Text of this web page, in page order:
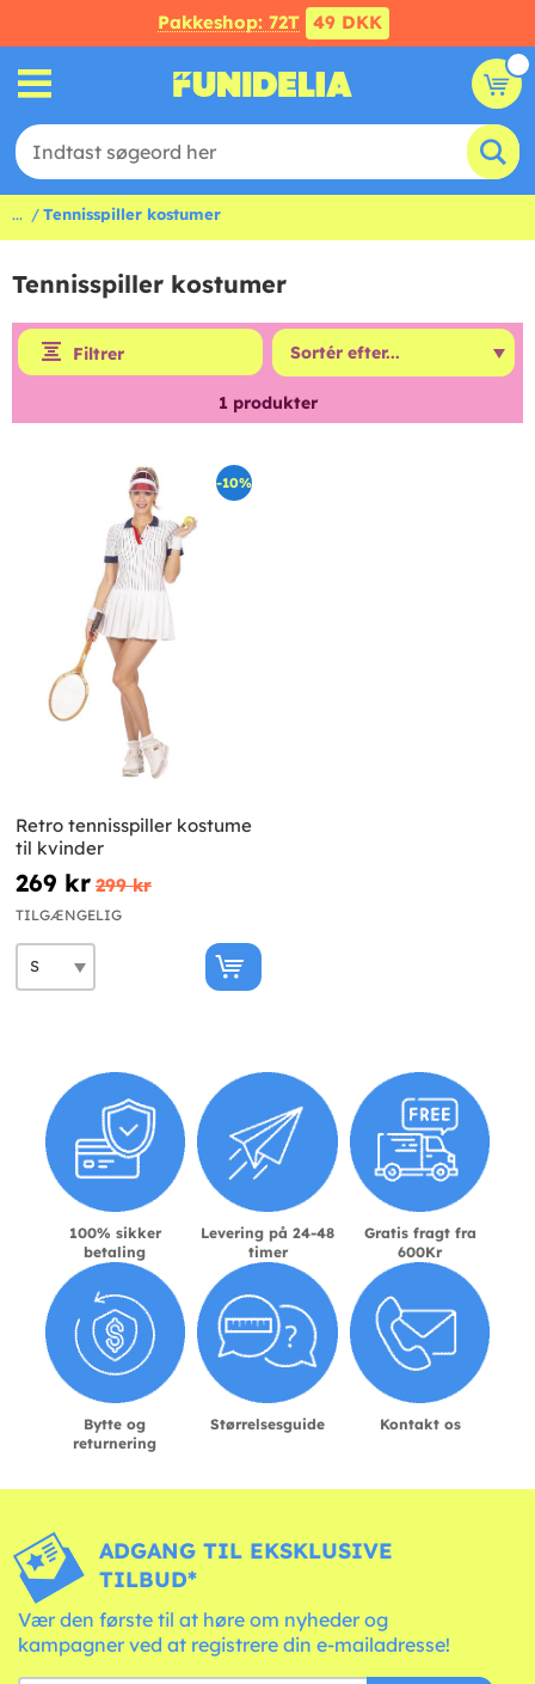
Pakkeshop: 72T 49 DKK
... Tennisspiller kostumer
Tennisspiller kostumer
Filtrer
1 produkter
-10%
Retro tennisspiller kostume
til kvinder
269 kr 299 kr
TILGÆNGELIG
100% sikker
betaling
Levering på 24-48
timer
Gratis fragt fra
600Kr
Bytte og
returnering
Størrelsesguide Kontakt os
ADGANG TIL EKSKLUSIVE
TILBUD*
Vær den første til at høre om nyheder og
kampagner ved at registrere din e-mailadresse!